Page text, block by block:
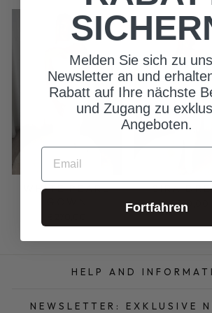
WHITE PEARL
SIRA
€270,00
HELP AND
NEWSLETTER: EXKLUSIVE
Melden Sie sich zu
Newsletter an und
Rabatt auf Ihre nächste
und Zugang zu
Angeboten.
EMAIL
Fortfahren